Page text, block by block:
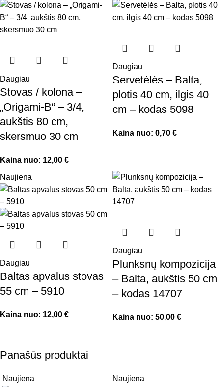
Daugiau
Stovas / kolona –
„Origami-B“ – 3/4,
aukštis 80 cm,
skersmuo 30 cm
Kaina nuo: 12,00 €
Daugiau
Servetėlės – Balta,
plotis 40 cm, ilgis 40
cm – kodas 5098
Kaina nuo: 0,70 €
Naujiena
Daugiau
Baltas apvalus stovas
55 cm – 5910
Kaina nuo: 12,00 €
Daugiau
Plunksnų kompozicija
– Balta, aukštis 50 cm
– kodas 14707
Kaina nuo: 50,00 €
Panašūs produktai
Naujiena Naujiena